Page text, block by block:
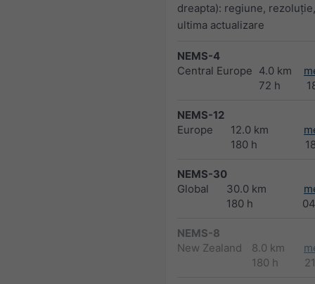
dreapta): regiune,
ultima actualizare
NEMS-4
Central Europe 4.0 km
72 h
NEMS-12
Europe
12.0 km
180 h
NEMS-30
Global
30.0 km
180 h
NEMS-8
New Zealand
8.0 km
180 h